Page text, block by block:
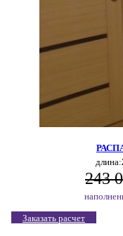
длина:
243
Заказать расчет